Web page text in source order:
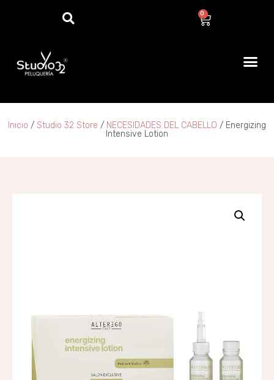
0
Inicio / Studio 32 Store / NECESIDADES DEL CABELLO / Energizing
Intensive Lotion